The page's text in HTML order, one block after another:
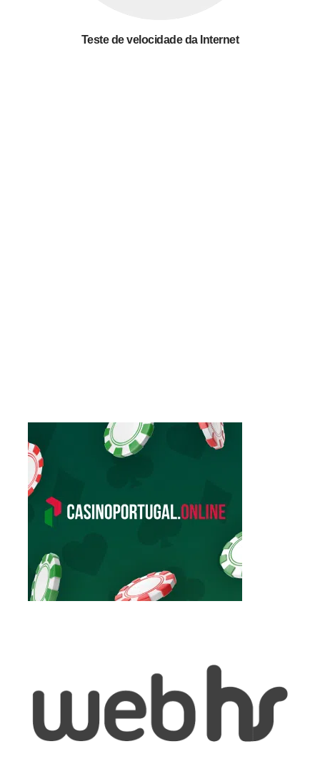
Teste de velocidade da Internet